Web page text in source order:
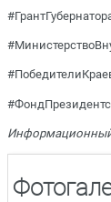
Информационный